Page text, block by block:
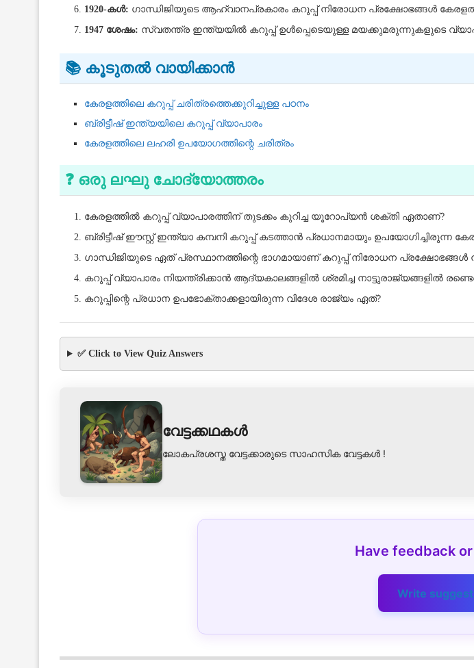
1920-കൾ: ഗാന്ധിജിയുടെ ആഹ്വാനപ്രകാരം കറുപ്പ് നിരോധന പ്രക്ഷോഭങ്ങൾ
1947 ശേഷം: സ്വതന്ത്ര ഇന്ത്യയിൽ കറുപ്പ് ഉൾപ്പെടെയുള്ള മയക്കുമരുന്നുകളുടെ
📚 കൂടുതൽ വായിക്കാൻ
കേരളത്തിലെ കറുപ്പ് ചരിത്രത്തെക്കുറിച്ചുള്ള പഠനം
ബ്രിട്ടീഷ് ഇന്ത്യയിലെ കറുപ്പ് വ്യാപാരം
കേരളത്തിലെ ലഹരി ഉപയോഗത്തിന്റെ ചരിത്രം
❓ ഒരു ലഘു ചോദ്യോത്തരം
കേരളത്തിൽ കറുപ്പ് വ്യാപാരത്തിന് തുടക്കം കുറിച്ച യൂറോപ്യൻ ശക്തി ഏതാണ്?
ബ്രിട്ടീഷ് ഈസ്റ്റ് ഇന്ത്യാ കമ്പനി കറുപ്പ് കടത്താൻ പ്രധാനമായും ഉപയോഗിച്ചിരുന്ന
ഗാന്ധിജിയുടെ ഏത് പ്രസ്ഥാനത്തിന്റെ ഭാഗമായാണ് കറുപ്പ് നിരോധന പ്രക്ഷോഭങ്ങൾ
കറുപ്പ് വ്യാപാരം നിയന്ത്രിക്കാൻ ആദ്യകാലങ്ങളിൽ ശ്രമിച്ച നാട്ടുരാജ്യങ്ങളിൽ
കറുപ്പിന്റെ പ്രധാന ഉപഭോക്താക്കളായിരുന്ന വിദേശ രാജ്യം ഏത്?
✅ Click to View Quiz Answers
വേട്ടക്കഥകൾ
ലോകപ്രശസ്ത വേട്ടക്കാരുടെ സാഹസിക വേട്ടകൾ !
Have feedback
Write